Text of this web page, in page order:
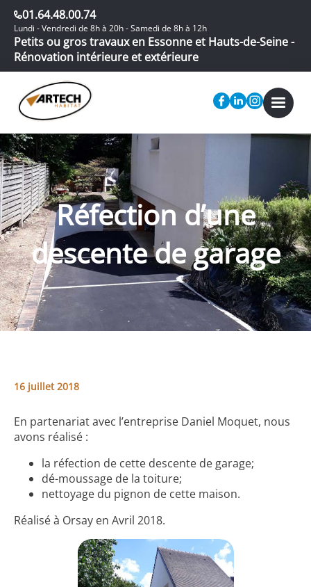
01.64.48.00.74
Lundi - Vendredi de 8h à 20h - Samedi de 8h à 12h
Petits ou gros travaux en Essonne et Hauts-de-Seine -
Rénovation intérieure et extérieure
Réfection d’une
descente de garage
16 juillet 2018
En partenariat avec l’entreprise Daniel Moquet, nous
avons réalisé :
la réfection de cette descente de garage;
dé-moussage de la toiture;
nettoyage du pignon de cette maison.
Réalisé à Orsay en Avril 2018.